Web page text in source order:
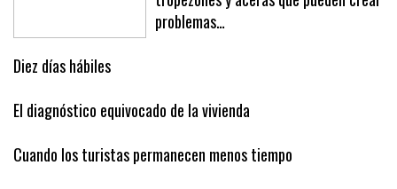
¡A correr, que viene la poli!,
tropezones y aceras que pueden crear
Diez días hábiles
El diagnóstico equivocado de la vivienda